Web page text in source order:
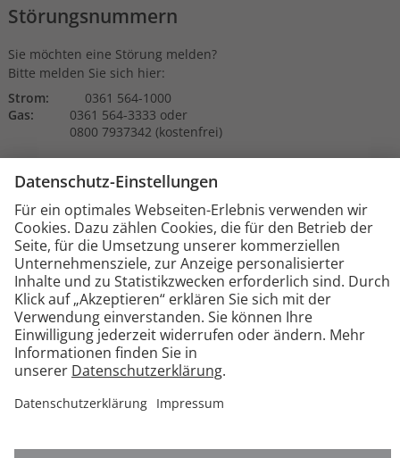
Störungsnummern
Sie möchten eine Störung melden?
Bitte melden Sie sich hier:
Strom:
0361 564-1000
Gas:
0361 564-3333 oder
0800 7937342 (kostenfrei)
Cookie-Einstellungen